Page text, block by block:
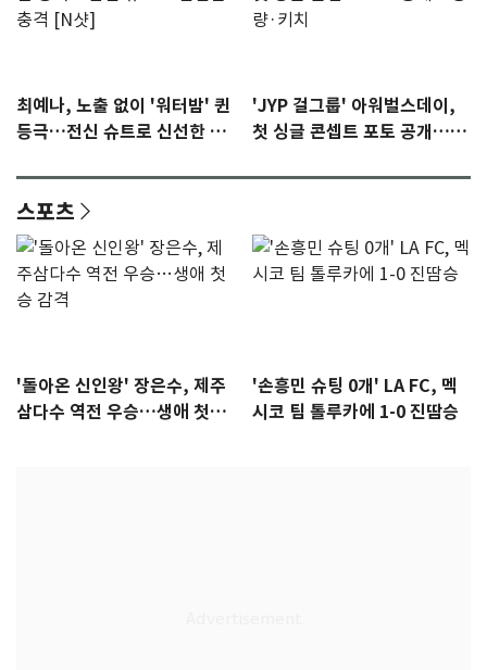
최예나, 노출 없이 '워터밤' 퀸
등극…전신 슈트로 신선한 충
'JYP 걸그룹' 아워벌스데이,
첫 싱글 콘셉트 포토 공개…청
스포츠
'돌아온 신인왕' 장은수, 제주
삼다수 역전 우승…생애 첫승
'손흥민 슈팅 0개' LA FC, 멕
시코 팀 톨루카에 1-0 진땀승